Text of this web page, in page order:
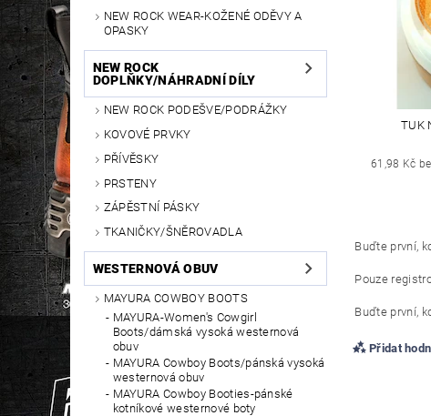
NEW ROCK WEAR-KOŽENÉ ODĚVY A
OPASKY
NEW ROCK
DOPLŇKY/NÁHRADNÍ DÍLY
NEW ROCK PODEŠVE/PODRÁŽKY
KOVOVÉ PRVKY
PŘÍVĚSKY
PRSTENY
ZÁPĚSTNÍ PÁSKY
TKANIČKY/ŠNĚROVADLA
WESTERNOVÁ OBUV
MAYURA COWBOY BOOTS
MAYURA-Women's Cowgirl
Boots/dámská vysoká westernová
obuv
MAYURA Cowboy Boots/pánská vysoká
westernová obuv
MAYURA Cowboy Booties-pánské
kotníkové westernové boty
TUK
61,98 Kč
Buďte první,
Pouze
Buďte první,
Přidat